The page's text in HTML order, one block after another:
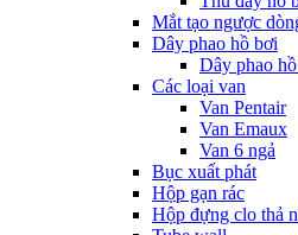
Mắt tạo ngược
Dây phao hồ bơi
Dây phao
Các loại van
Van Pentair
Van Emaux
Van 6 ngả
Bục xuất phát
Hộp gạn rác
Hộp đựng clo thả